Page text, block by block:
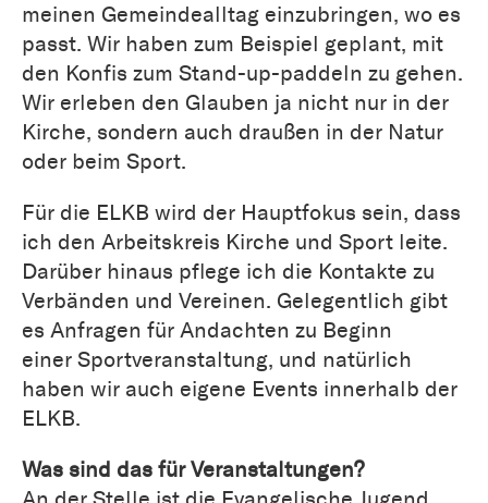
meinen Gemeindealltag einzubringen, wo es
passt. Wir haben zum Beispiel geplant, mit
den Konfis zum Stand-up-paddeln zu gehen.
Wir erleben den Glauben ja nicht nur in der
Kirche, sondern auch draußen in der Natur
oder beim Sport.
Für die ELKB wird der Hauptfokus sein, dass
ich den Arbeitskreis Kirche und Sport leite.
Darüber hinaus pflege ich die Kontakte zu
Verbänden und Vereinen. Gelegentlich gibt
es Anfragen für Andachten zu Beginn
einer Sportveranstaltung, und natürlich
haben wir auch eigene Events innerhalb der
ELKB.
Was sind das für Veranstaltungen?